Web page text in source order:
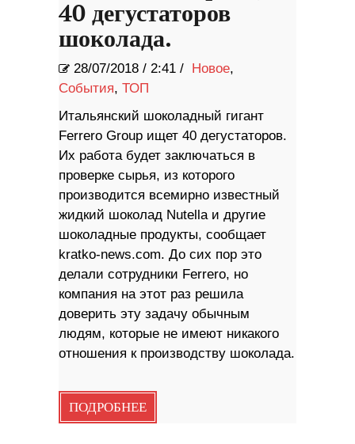
40 дегустаторов
шоколада.
28/07/2018 / 2:41 / Новое,
События, ТОП
Итальянский шоколадный гигант
Ferrero Group ищет 40 дегустаторов.
Их работа будет заключаться в
проверке сырья, из которого
производится всемирно известный
жидкий шоколад Nutella и другие
шоколадные продукты, сообщает
kratko-news.com. До сих пор это
делали сотрудники Ferrero, но
компания на этот раз решила
доверить эту задачу обычным
людям, которые не имеют никакого
отношения к производству шоколада.
ПОДРОБНЕЕ